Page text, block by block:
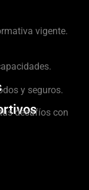
vigente.
y seguros.
desafíos con